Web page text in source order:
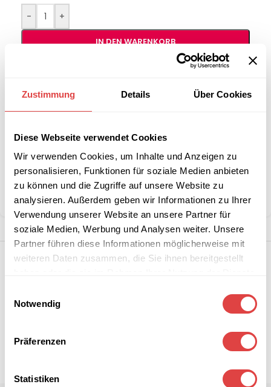
Zustimmung Details Über Cookies
Diese Webseite verwendet Cookies
Wir verwenden Cookies, um Inhalte und Anzeigen zu
personalisieren, Funktionen für soziale Medien anbieten
zu können und die Zugriffe auf unsere Website zu
analysieren. Außerdem geben wir Informationen zu Ihrer
Verwendung unserer Website an unsere Partner für
soziale Medien, Werbung und Analysen weiter. Unsere
Partner führen diese Informationen möglicherweise mit
weiteren Daten zusammen, die Sie ihnen bereitgestellt
Notwendig
Präferenzen
Statistiken
- +
IN DEN WARENKORB
größeren
anfordern
Artikelnummer:96923230
Kategorie:
Gartenstühle und -sessel
Gastro Uzal
Teilen: